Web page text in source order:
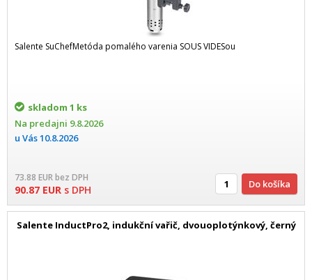
Salente SuChefMetóda pomalého varenia SOUS VIDESou
skladom 1 ks
Na predajni 9.8.2026
u Vás10.8.2026
73.88 EURbez DPH
90.87 EUR s DPH Do košíka
Salente InductPro2, indukční vařič, dvouoplotýnkový, černý